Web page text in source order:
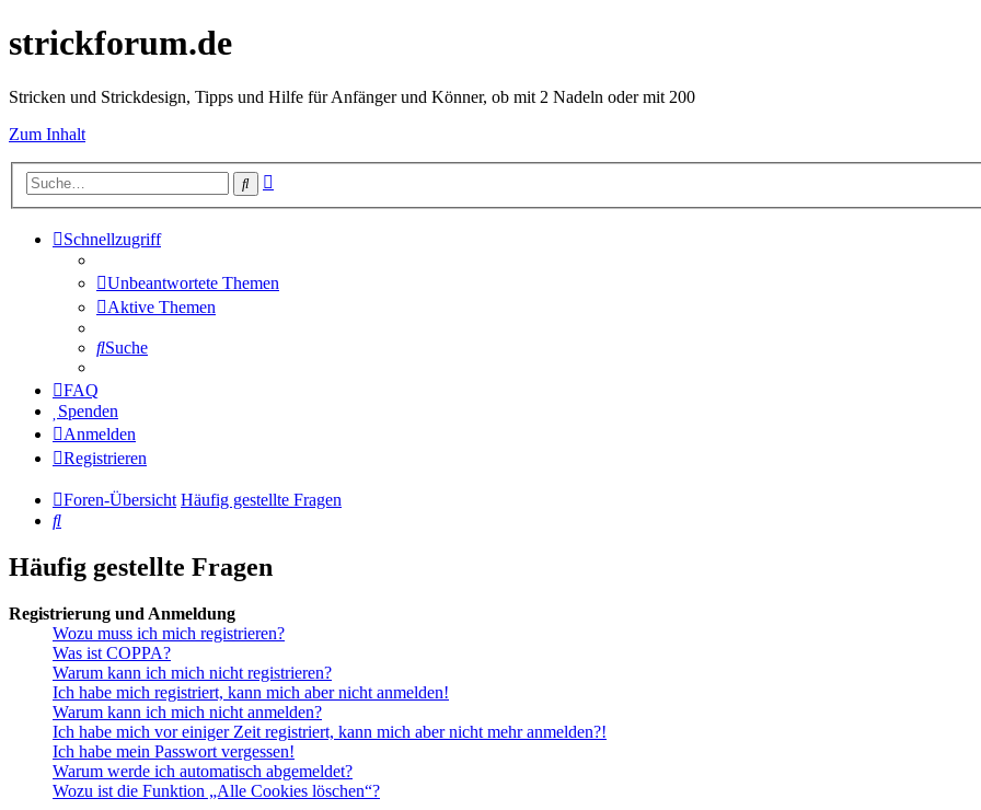
strickforum.de
Stricken und Strickdesign, Tipps und Hilfe für Anfänger und Könner, ob mit 2 Nadeln oder mit 200
Zum Inhalt
Suche
Schnellzugriff
Unbeantwortete Themen
Aktive Themen
Suche
FAQ
Spenden
Anmelden
Registrieren
Foren-Übersicht Häufig gestellte Fragen
Suche
Häufig gestellte Fragen
Registrierung und Anmeldung
Wozu muss ich mich registrieren?
Was ist COPPA?
Warum kann ich mich nicht registrieren?
Ich habe mich registriert, kann mich aber nicht anmelden!
Warum kann ich mich nicht anmelden?
Ich habe mich vor einiger Zeit registriert, kann mich aber nicht mehr anmelden?!
Ich habe mein Passwort vergessen!
Warum werde ich automatisch abgemeldet?
Wozu ist die Funktion „Alle Cookies löschen“?